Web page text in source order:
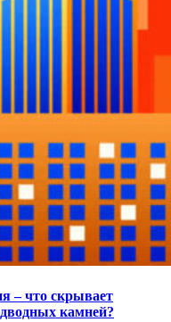
– что скрывает
камней?